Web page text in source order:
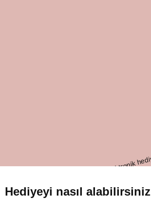
Hediyeyi nasıl alabilirsiniz